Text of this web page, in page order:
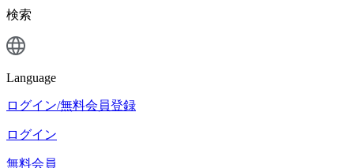
検索
Language
ログイン/無料会員登録
ログイン
無料会員